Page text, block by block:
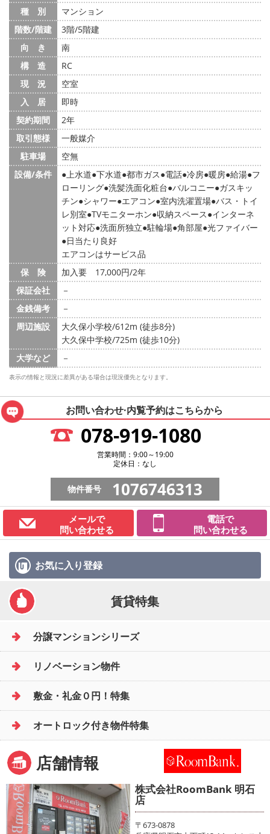
種 別
マンション
階数/階建
3階/5階建
向 き
南
構 造
RC
現 況
空室
入 居
即時
契約期間
2年
取引態様
一般媒介
駐車場
空無
設備/条件
上水道 下水道 都市ガス 電話 冷房 暖房 給湯 フ
ローリング 洗髪洗面化粧台 バルコニー ガスキッ
チン シャワー エアコン 室内洗濯置場 バス・トイ
レ別室 TVモニターホン 収納スペース インターネ
ット対応 洗面所独立 駐輪場 角部屋 光ファイバー
日当たり良好
エアコンはサービス品
保 険
加入要 17,000円/2年
保証会社
－
金銭備考
－
周辺施設
大久保小学校/612m (徒歩8分)
大久保中学校/725m (徒歩10分)
大学など
－
表示の情報と現況に差異がある場合は現況優先となります。
お問い合わせ·内覧予約はこちらから
078-919-1080
営業時間：9:00～19:00
定休日：なし
物件番号 1076746313
メールで
問い合わせる
電話で
問い合わせる
お気に入り登録
賃貸特集
分譲マンションシリーズ
リノベーション物件
敷金・礼金０円！特集
オートロック付き物件特集
店舗情報
株式会社RoomBank 明石
店
〒673-0878